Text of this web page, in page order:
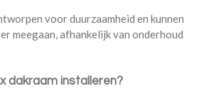
voor duurzaamheid en kunnen
meegaan, afhankelijk van onderhoud
dakraam installeren?